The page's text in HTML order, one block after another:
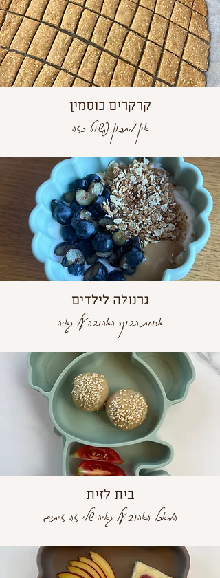
קרקרים כוסמין
אין מתכון פשוט כזה
גרנולה לילדים
ארוחת הבוקר האהובה על גאיה
בית לזית
המאכל האהוב על גאיה שלי זה זיתים